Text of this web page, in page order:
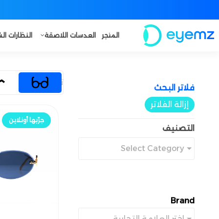
المتجر العدسات اللاصقة النظارات
فلاتر البحث​
إزالة الفلاتر
التصنيف
Select Category
Brand
تخفيض
جرّبها أونلاين
جرّب أونلاين